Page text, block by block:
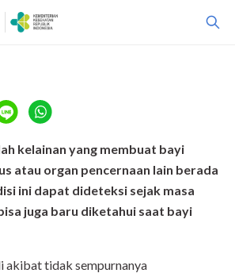
kelainan yang membuat bayi
atau organ pencernaan lain berada
ini dapat dideteksi sejak masa
juga baru diketahui saat bayi
akibat tidak sempurnanya